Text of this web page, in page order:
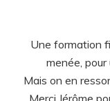
menée,
Mais on en
Merci Jérôme